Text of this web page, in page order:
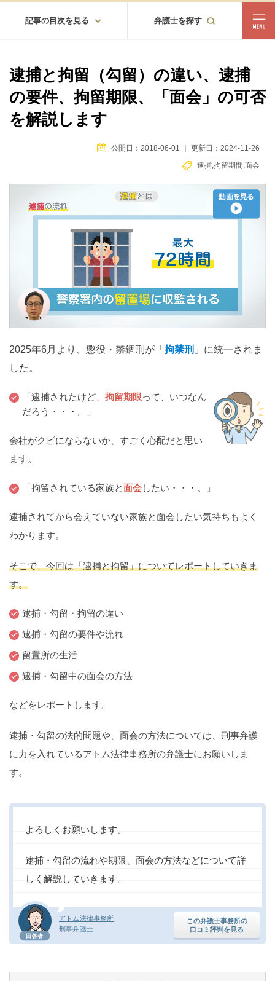
記事の目次を見る 弁護士を探す
都道府県から探す
北海道・東北
北海道 青森 岩手
長野
関東
栃木 群馬 埼玉 千葉 東京 神奈川
愛知 三重
関西
滋賀 京都 大阪 兵庫 奈良 和歌山
中国
鳥取
四国
徳島 香川 愛媛
九州・沖縄
福岡
沖縄
相談内容から探す
逮捕と拘留（勾留）の違い、逮捕
の要件、拘留期限、「面会」の可否
を解説します
公開日：2018-06-01 更新日：2024-11-26
逮捕,拘留期間 ,面会
2025年6月より、懲役・禁錮刑が「 拘禁刑 」に統一されま
した。
「逮捕されたけど、 拘留期限って、いつなん
だろう・・・。」
会社がクビにならないか、すごく心配だと思い
ます。
「拘留されている家族と面会したい・・・。」
逮捕されてから会えていない家族と面会したい気持ちもよく
わかります。
そこで、今回は「逮捕と拘留」についてレポートしていきま
す。
逮捕・勾留・拘留の違い
逮捕・勾留の要件や流れ
留置所の生活
逮捕・勾留中の面会の方法
などをレポートします。
逮捕・勾留の法的問題や、面会の方法については、刑事弁護
に力を入れているアトム法律事務所の弁護士にお願いしま
す。
回答者
アトム法律事務所
刑事弁護士
この弁護士事務所の
口コミ評判を見る
よろしくお願いします。
逮捕・勾留の流れや期限、面会の方法などについて詳
しく解説していきます。